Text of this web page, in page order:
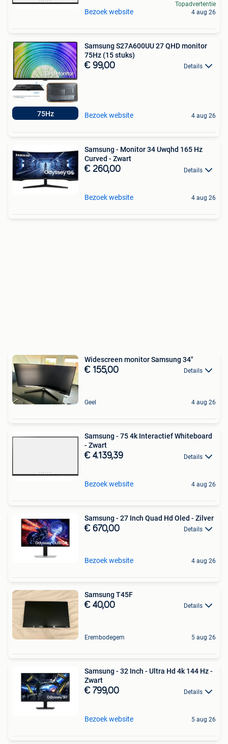
Bezoek website
Topadvertentie
4 aug 26
75Hz
Samsung S27A600UU 27 QHD monitor
75Hz (15 stuks)
€ 99,00 Details
Bezoek website 4 aug 26
Samsung - Monitor 34 Uwqhd 165 Hz
Curved - Zwart
€ 260,00 Details
Bezoek website 4 aug 26
Widescreen monitor Samsung 34"
€ 155,00 Details
Geel 4 aug 26
Samsung - 75 4k Interactief Whiteboard
- Zwart
€ 4.139,39 Details
Bezoek website 4 aug 26
Samsung - 27 Inch Quad Hd Oled - Zilver
€ 670,00 Details
Bezoek website 4 aug 26
Samsung T45F
€ 40,00 Details
Erembodegem 5 aug 26
Samsung - 32 Inch - Ultra Hd 4k 144 Hz -
Zwart
€ 799,00 Details
Bezoek website 5 aug 26